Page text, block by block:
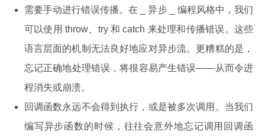
需要手动进行错误传播。在 _ 异步 _ 编程风格中，我们
可以使用 throw、try 和 catch 来处理和传播错误。这些
语言层面的机制无法良好地应对异步流。更糟糕的是，
忘记正确地处理错误，将很容易产生错误——从而令进
程消失或崩溃。
回调函数永远不会得到执行，或是被多次调用。当我们
编写异步函数的时候，往往会意外地忘记调用回调函